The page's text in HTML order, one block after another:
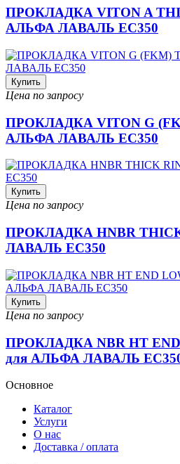
ПРОКЛАДКА VITON A
АЛЬФА ЛАВАЛЬ EC350
Купить
Цена по запросу
ПРОКЛАДКА VITON G
АЛЬФА ЛАВАЛЬ EC350
Купить
Цена по запросу
ПРОКЛАДКА HNBR
ЛАВАЛЬ EC350
Купить
Цена по запросу
ПРОКЛАДКА NBR HT END
для АЛЬФА ЛАВАЛЬ
Основное
Каталог
Услуги
О нас
Доставка / оплата